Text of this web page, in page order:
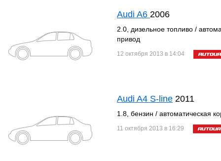
Audi A6 2006
2.0, дизельное топливо /
привод
12 октября 2013 в 14:04
Audi A4 S-line 2011
1.8, бензин / автоматическая
11 октября 2013 в 16:29